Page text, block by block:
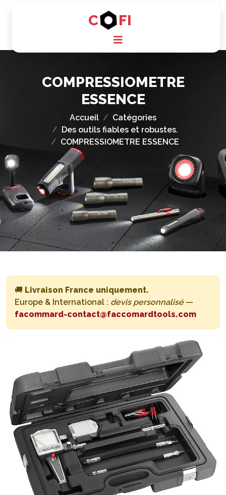
C FI
COMPRESSIOMETRE
ESSENCE
Accueil
Catégories
Des outils fiables et robustes.
COMPRESSIOMETRE ESSENCE
🚚 Livraison France uniquement.
Europe & International : devis personnalisé—
facommard-contact@faccomardtools.com